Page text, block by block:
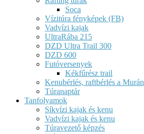
Soca
Vízitúra fényképek (FB)
Vadvízi kajak
UltraRába 215
DZD Ultra Trail 300
DZD 600
Futóversenyek
Kékfűrész trail
Kenubérlés, raftbérlés a Murán
Túranaptár
Tanfolyamok
Síkvízi kajak és kenu
Vadvízi kajak és kenu
Túravezető képzés